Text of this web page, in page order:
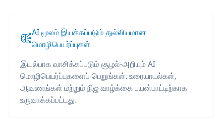
AI மூலம் இயக்கப்படும் துல்லியமான
மொழிபெயர்ப்புகள்
இயல்பாக வாசிக்கப்படும் சூழல்-அறியும் AI
மொழிபெயர்ப்புகளைப் பெறுங்கள். உரையாடல்கள்,
ஆவணங்கள் மற்றும் நிஜ வாழ்க்கை பயன்பாட்டிற்காக
உருவாக்கப்பட்டது.